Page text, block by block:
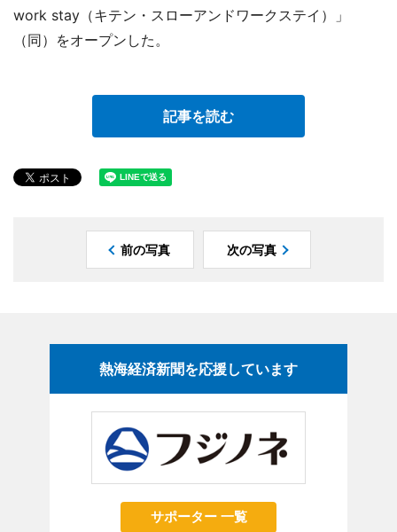
work stay（キテン・スローアンドワークステイ）」
（同）をオープンした。
記事を読む
前の写真 次の写真
熱海経済新聞を応援しています
サポーター 一覧